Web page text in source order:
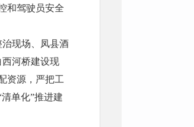
和驾驶员安全
现场、凤县酒
河桥建设现
资源，严把工
单化”推进建